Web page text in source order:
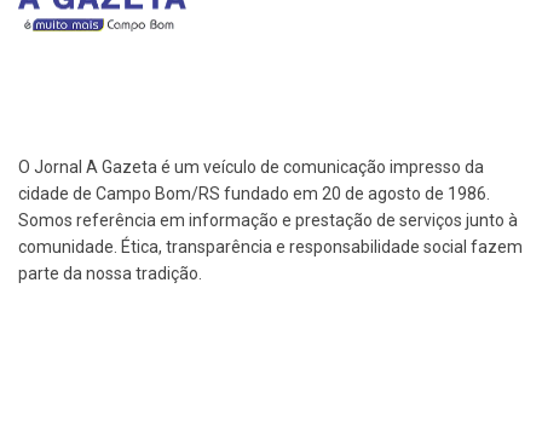
O Jornal A Gazeta é um veículo de comunicação impresso da
cidade de Campo Bom/RS fundado em 20 de agosto de 1986.
Somos referência em informação e prestação de serviços junto à
comunidade. Ética, transparência e responsabilidade social fazem
parte da nossa tradição.